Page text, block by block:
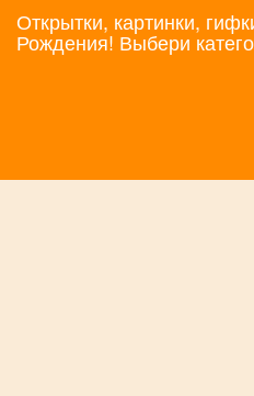
Открытки, картинки,
Рождения! Выбери